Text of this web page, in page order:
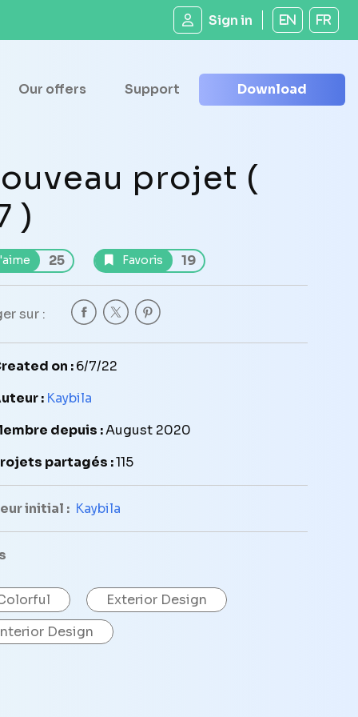
Sign in EN FR
Our offers Support Download
projet (
)
25 Favoris 19
sur :
on :6/7/22
: Kaybila
depuis :August 2020
partagés :115
initial : Kaybila
Exterior Design
Design